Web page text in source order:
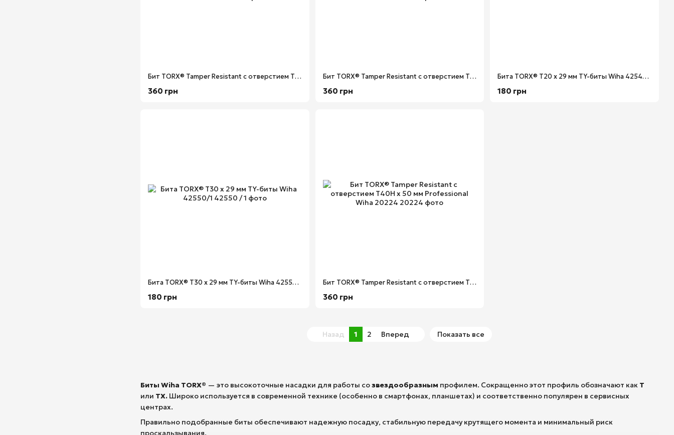
Биты Wiha TORX® — это высокоточные насадки для работы созвездообразным профилем. Сокращенно этот профиль обозначают как T
или TX. Широко используется в современной технике (особенно в смартфонах, планшетах) и соответственно популярен в сервисных
центрах.
Правильно подобранные биты обеспечивают надежную посадку, стабильную передачу крутящего момента и минимальный риск
проскальзывания.
Бит TORX® Tamper Resistant с отверстием T15H х 50 мм Professional Wiha 24867
360 грн
Бит TORX® Tamper Resistant с отверстием T25H х 50 мм Professional Wiha 20221
360 грн
Бита TORX® T20 х 29 мм TY-биты Wiha 42548/1
180 грн
Бита TORX® T30 х 29 мм TY-биты Wiha 42550/1
180 грн
Бит TORX® Tamper Resistant с отверстием T40H х 50 мм Professional Wiha 20224
360 грн
Назад 1 2 Вперед Показать все